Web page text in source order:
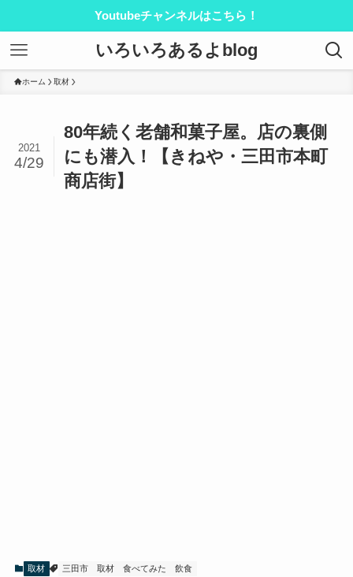
Youtubeチャンネルはこちら！
いろいろあるよblog
ホーム 取材
80年続く老舗和菓子屋。店の裏側
にも潜入！【きねや・三田市本町
商店街】
2021
4/29
取材 三田市 取材 食べてみた 飲食